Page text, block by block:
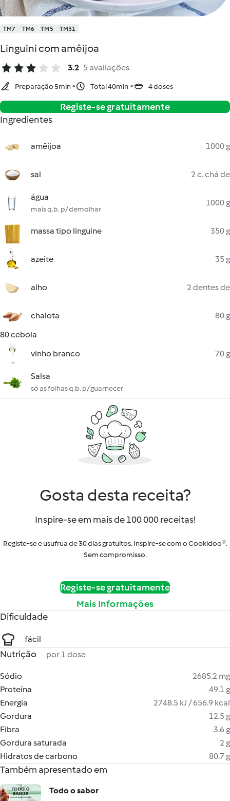
TM7 TM6 TM5 TM31
Linguini com amêijoa
3.2 5 avaliações
Preparação 5min Total 40min 4 doses
Registe-se gratuitamente
Ingredientes
amêijoa 1000 g
sal 2 c. chá de
água
mais q.b. p/ demolhar
1000 g
massa tipo linguine 350 g
azeite 35 g
alho 2 dentes de
chalota
80 g
80 cebola
vinho branco
70 g
Salsa
só as folhas q.b. p/ guarnecer
Gosta desta receita?
Inspire-se em mais de 100 000 receitas!
Registe-se e usufrua de 30 dias gratuitos. Inspire-se com o Cookidoo®.
Sem compromisso.
Registe-se gratuitamente
Mais Informações
Dificuldade
fácil
Nutrição por 1 dose
Sódio
2685.2 mg
Proteína
49.1 g
Energia
2748.5 kJ / 656.9 kcal
Gordura
12.5 g
Fibra
3.6 g
Gordura saturada
2 g
Hidratos de carbono
80.7 g
Também apresentado em
Todo o sabor